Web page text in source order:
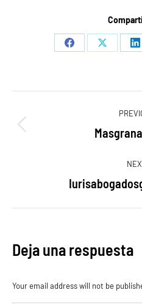
Share
Share
Navegación
entre
Deja una respuesta
Your email address will not be